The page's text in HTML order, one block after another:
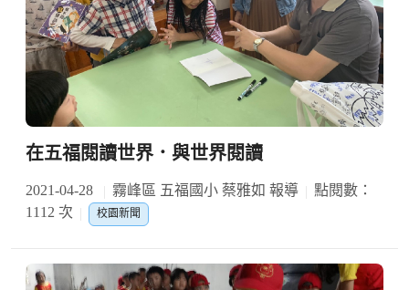
在五福閱讀世界．與世界閱讀
2021-04-28 霧峰區 五福國小 蔡雅如 報導
點閱數：
1112 次
校園新聞